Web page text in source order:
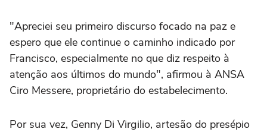
"Apreciei seu primeiro discurso focado na paz e
espero que ele continue o caminho indicado por
Francisco, especialmente no que diz respeito à
atenção aos últimos do mundo", afirmou à ANSA
Ciro Messere, proprietário do estabelecimento.
Por sua vez, Genny Di Virgilio, artesão do presépio